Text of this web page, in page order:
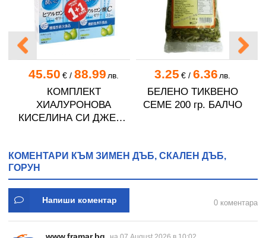
45.50 €/ 88.99 лв.
КОМПЛЕКТ
ХИАЛУРОНОВА
КИСЕЛИНА СИ ДЖЕЛИ
3.25 €/ 6.36 лв.
БЕЛЕНО ТИКВЕНО
СЕМЕ 200 гр. БАЛЧО
КОМЕНТАРИ КЪМ ЗИМЕН ДЪБ, СКАЛЕН ДЪБ,
ГОРУН
Напиши коментар 0 коментара
www.framar.bg